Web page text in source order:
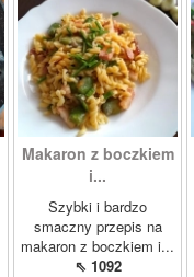
Makaron z boczkiem
i...
Szybki i bardzo
smaczny przepis na
makaron z boczkiem i...
⇖ 1092